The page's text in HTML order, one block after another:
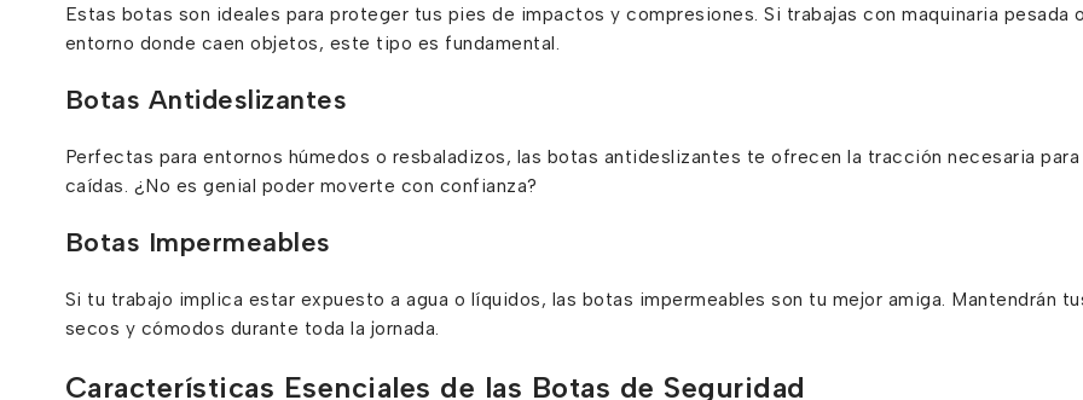
Estas botas son ideales para proteger tus pies de impactos y compresiones. Si trabajas con maquinaria pesada
entorno donde caen objetos, este tipo es fundamental.
Botas Antideslizantes
Perfectas para entornos húmedos o resbaladizos, las botas antideslizantes te ofrecen la tracción necesaria
caídas. ¿No es genial poder moverte con confianza?
Botas Impermeables
Si tu trabajo implica estar expuesto a agua o líquidos, las botas impermeables son tu mejor amiga. Mantendrán
secos y cómodos durante toda la jornada.
Características Esenciales de las Botas de Seguridad